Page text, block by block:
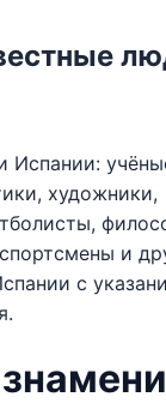
Испании:
художники,
и
с